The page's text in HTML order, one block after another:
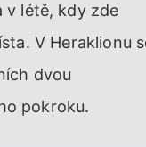
v létě, kdy zde
V Heraklionu
dvou
pokroku.